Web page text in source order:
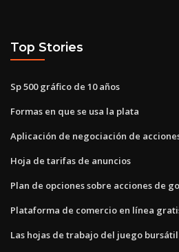
Top Stories
Sp 500 gráfico de 10 años
Formas en que se usa la plata
Aplicación de negociación de
Hoja de tarifas de anuncios
Plan de opciones sobre acciones de
Plataforma de comercio en línea
Las hojas de trabajo del juego bursátil